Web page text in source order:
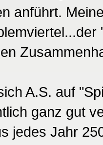
anführt.
A.S. auf
ganz gut
jedes Jahr